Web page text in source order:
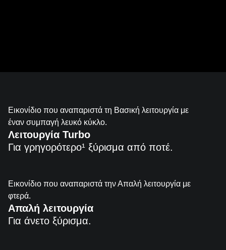
Εικονίδιο που αναπαριστά τη Βασική λειτουργία με
έναν συμπαγή λευκό κύκλο.
Λειτουργία Turbo
Για γρηγορότερο¹ ξύρισμα από ποτέ.
Εικονίδιο που αναπαριστά την Απαλή λειτουργία με
φτερά.
Απαλή λειτουργία
Για άνετο ξύρισμα.